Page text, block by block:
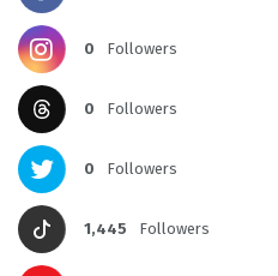
0 Followers
0 Followers
0 Followers
1,445 Followers